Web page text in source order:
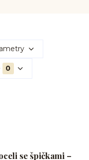
0
se špičkami –